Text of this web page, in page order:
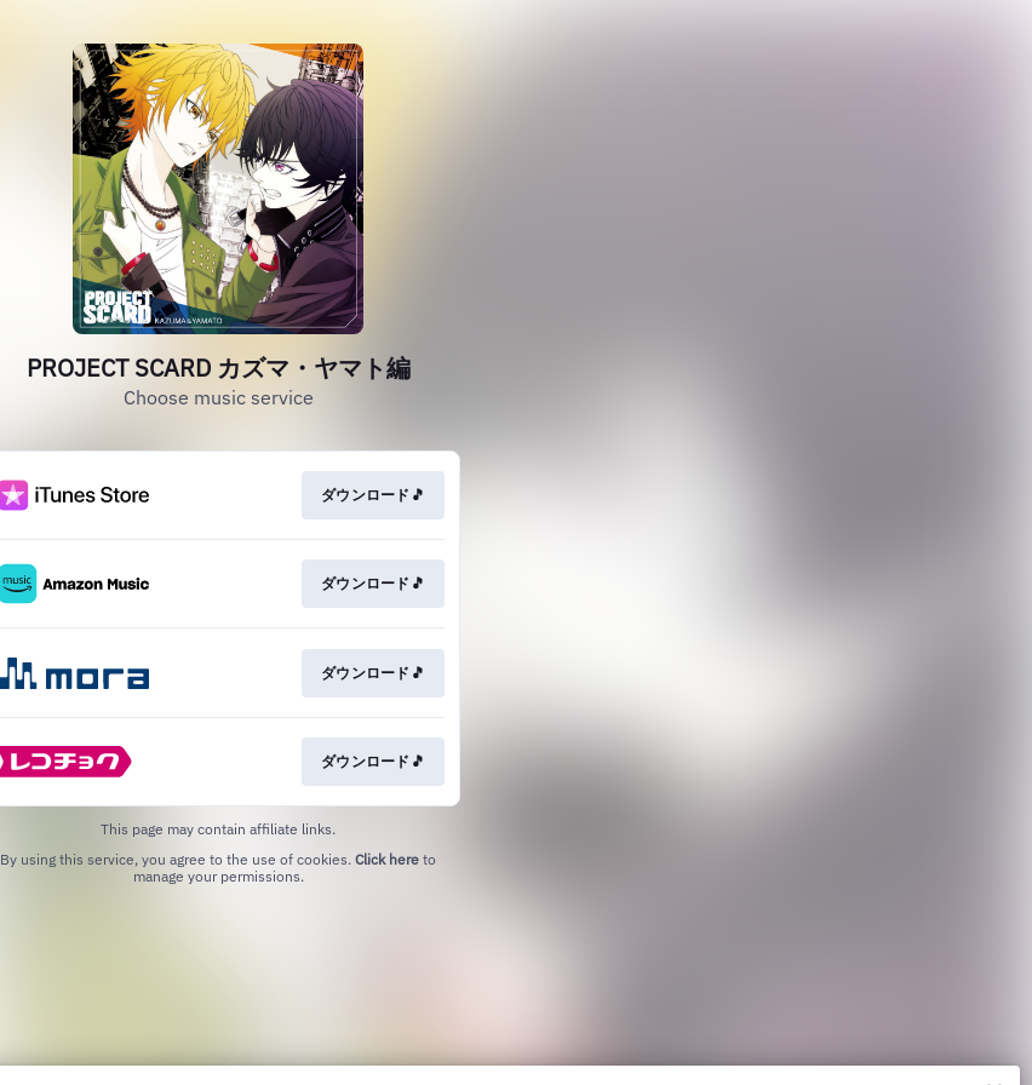
PROJECT SCARD カズマ・ヤマト編
Choose music service
ダウンロード🎵
ダウンロード🎵
ダウンロード🎵
ダウンロード🎵
This page may contain affiliate links.
By using this service, you agree to the use of cookies. Click here to
manage your permissions.